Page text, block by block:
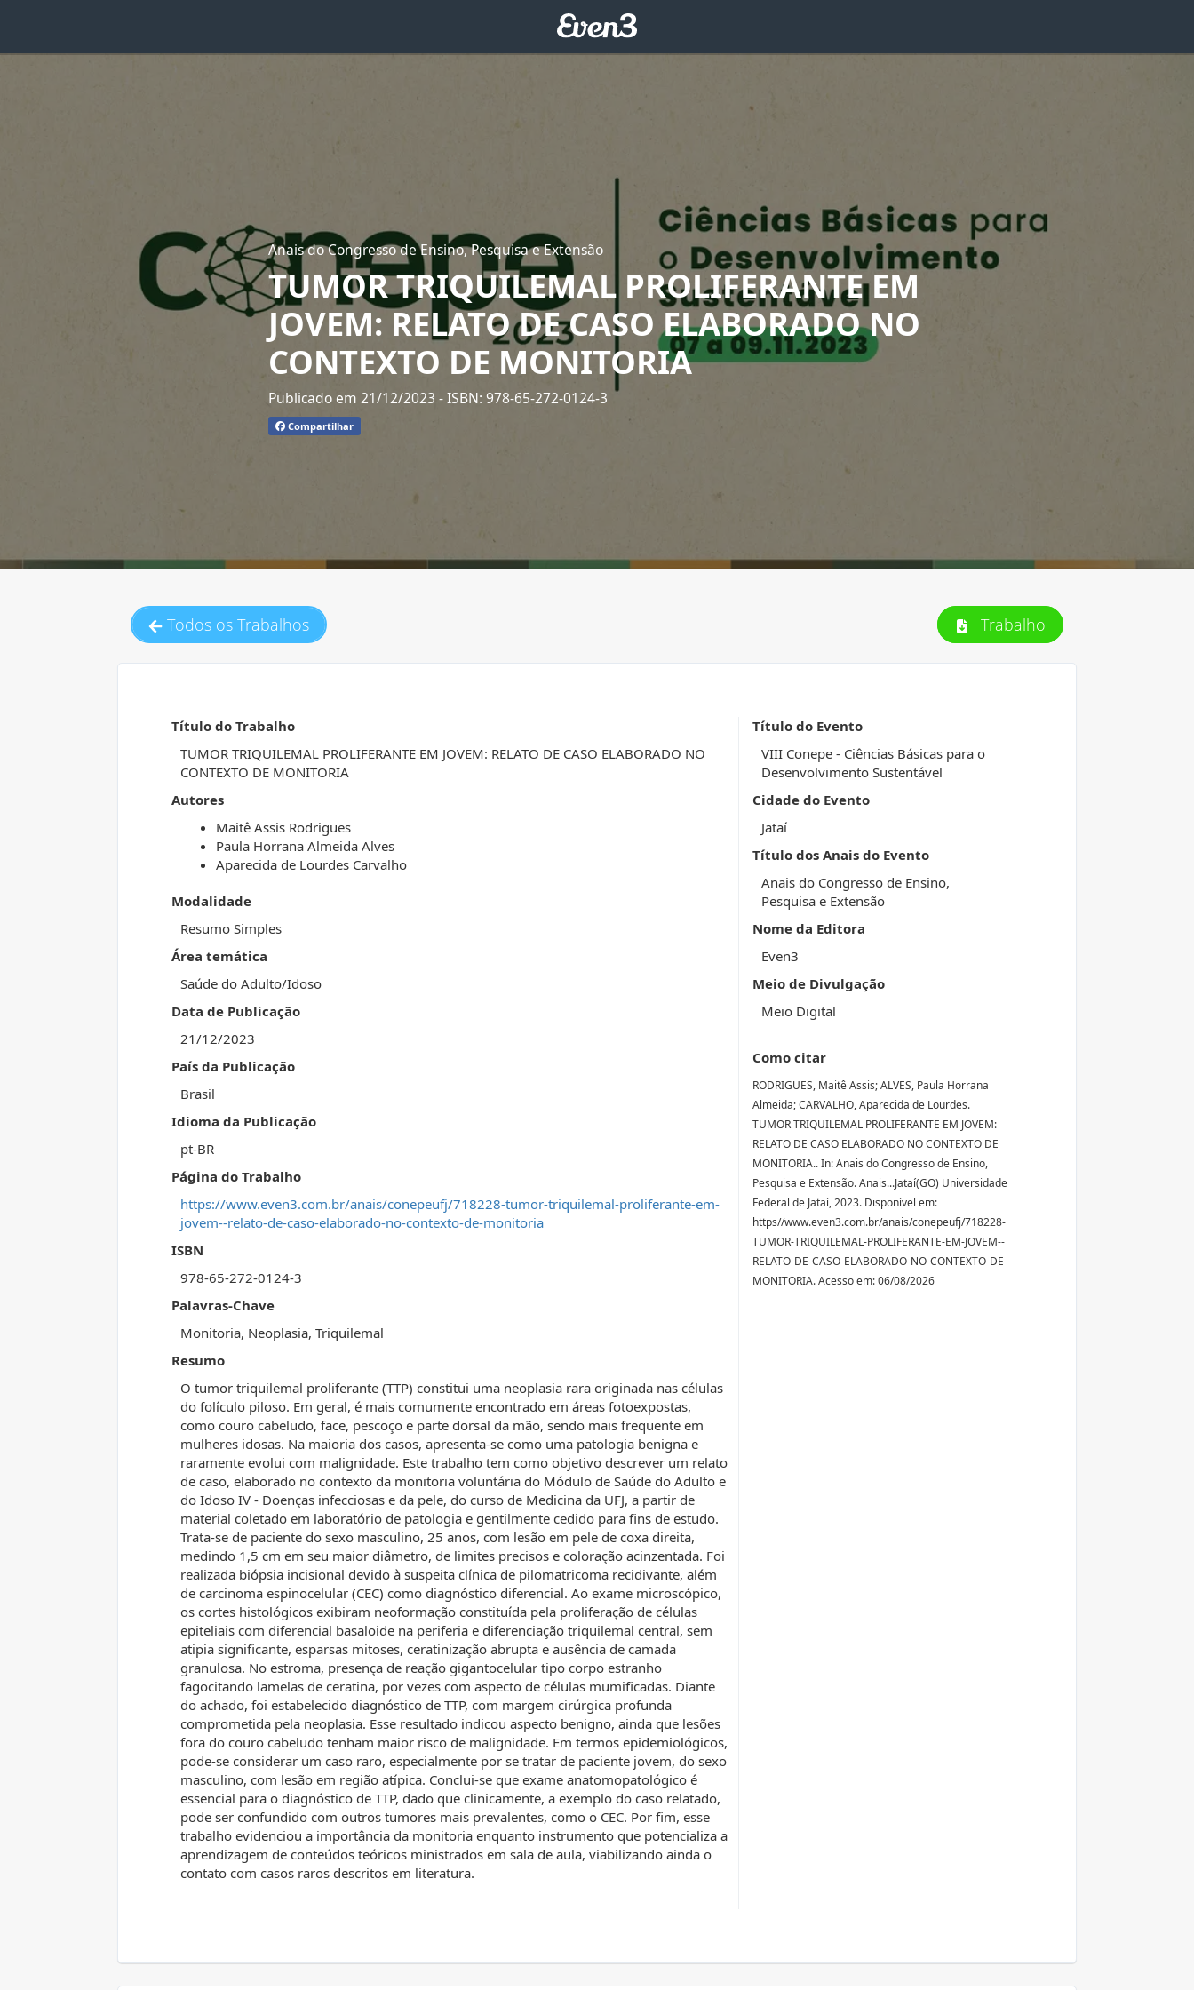
Anais do Congresso de Ensino, Pesquisa e Extensão
TUMOR TRIQUILEMAL PROLIFERANTE EM
JOVEM: RELATO DE CASO ELABORADO NO
CONTEXTO DE MONITORIA
Publicado em 21/12/2023- ISBN: 978-65-272-0124-3
Compartilhar
Todos os Trabalhos Trabalho
Título do Trabalho
TUMOR TRIQUILEMAL PROLIFERANTE EM JOVEM: RELATO DE CASO ELABORADO NO
CONTEXTO DE MONITORIA
Autores
Maitê Assis Rodrigues
Paula Horrana Almeida Alves
Aparecida de Lourdes Carvalho
Modalidade
Resumo Simples
Área temática
Saúde do Adulto/Idoso
Data de Publicação
21/12/2023
País da Publicação
Brasil
Idioma da Publicação
pt-BR
Página do Trabalho
https://www.even3.com.br/anais/conepeufj/718228-tumor-triquilemal-proliferante-em-
jovem--relato-de-caso-elaborado-no-contexto-de-monitoria
ISBN
978-65-272-0124-3
Palavras-Chave
Monitoria, Neoplasia, Triquilemal
Resumo
O tumor triquilemal proliferante (TTP) constitui uma neoplasia rara originada nas células
do folículo piloso. Em geral, é mais comumente encontrado em áreas fotoexpostas,
como couro cabeludo, face, pescoço e parte dorsal da mão, sendo mais frequente em
mulheres idosas. Na maioria dos casos, apresenta-se como uma patologia benigna e
raramente evolui com malignidade. Este trabalho tem como objetivo descrever um relato
de caso, elaborado no contexto da monitoria voluntária do Módulo de Saúde do Adulto e
do Idoso IV - Doenças infecciosas e da pele, do curso de Medicina da UFJ, a partir de
material coletado em laboratório de patologia e gentilmente cedido para fins de estudo.
Trata-se de paciente do sexo masculino, 25 anos, com lesão em pele de coxa direita,
medindo 1,5 cm em seu maior diâmetro, de limites precisos e coloração acinzentada. Foi
realizada biópsia incisional devido à suspeita clínica de pilomatricoma recidivante, além
de carcinoma espinocelular (CEC) como diagnóstico diferencial. Ao exame microscópico,
os cortes histológicos exibiram neoformação constituída pela proliferação de células
epiteliais com diferencial basaloide na periferia e diferenciação triquilemal central, sem
atipia significante, esparsas mitoses, ceratinização abrupta e ausência de camada
granulosa. No estroma, presença de reação gigantocelular tipo corpo estranho
fagocitando lamelas de ceratina, por vezes com aspecto de células mumificadas. Diante
do achado, foi estabelecido diagnóstico de TTP, com margem cirúrgica profunda
comprometida pela neoplasia. Esse resultado indicou aspecto benigno, ainda que lesões
fora do couro cabeludo tenham maior risco de malignidade. Em termos epidemiológicos,
pode-se considerar um caso raro, especialmente por se tratar de paciente jovem, do sexo
masculino, com lesão em região atípica. Conclui-se que exame anatomopatológico é
essencial para o diagnóstico de TTP, dado que clinicamente, a exemplo do caso relatado,
pode ser confundido com outros tumores mais prevalentes, como o CEC. Por fim, esse
trabalho evidenciou a importância da monitoria enquanto instrumento que potencializa a
aprendizagem de conteúdos teóricos ministrados em sala de aula, viabilizando ainda o
contato com casos raros descritos em literatura.
Título do Evento
VIII Conepe - Ciências Básicas para o
Desenvolvimento Sustentável
Cidade do Evento
Jataí
Título dos Anais do Evento
Anais do Congresso de Ensino,
Pesquisa e Extensão
Nome da Editora
Even3
Meio de Divulgação
Meio Digital
Como citar
RODRIGUES, Maitê Assis; ALVES, Paula Horrana
Almeida; CARVALHO, Aparecida de Lourdes.
TUMOR TRIQUILEMAL PROLIFERANTE EM JOVEM:
RELATO DE CASO ELABORADO NO CONTEXTO DE
MONITORIA.. In: Anais do Congresso de Ensino,
Pesquisa e Extensão. Anais...Jataí(GO) Universidade
Federal de Jataí, 2023. Disponível em:
https//www.even3.com.br/anais/conepeufj/718228-
TUMOR-TRIQUILEMAL-PROLIFERANTE-EM-JOVEM--
RELATO-DE-CASO-ELABORADO-NO-CONTEXTO-DE-
MONITORIA. Acesso em: 06/08/2026